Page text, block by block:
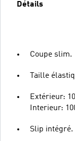
Détails
Coupe slim.
Taille
Extérieur:
Interieur:
Slip intégré.